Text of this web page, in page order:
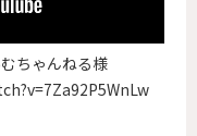
ちゃんねる様